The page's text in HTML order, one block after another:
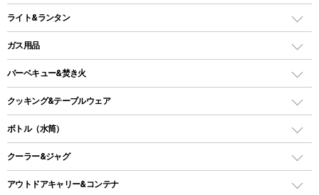
ロッジ型・オリジナルテント
タープ
スクエアタープ（レクタタープ）
メッシュタープ
自立式タープ
インフレータブルマット
レジャーシート
ライト&ランタン
LEDランタン
ガスランタン
オイルランタン
LEDライト
ヘッドライト
キャンドル
ガス用品
ガスバーナー
ガス缶
ガストーチ、ライター
バーベキュー&焚き火
バーベキューコンロ、グリル
焚き火台タイプ（ロースタイル）グリル
卓上タイプグリル
パーティータイプグリル
クッキング&テーブルウェア
ダッチオーブン
ホットサンドメーカー
ボトル（水筒）
ステンレスボトル
クーラー&ジャグ
クーラーボックス
アウトドアキャリー&コンテナ